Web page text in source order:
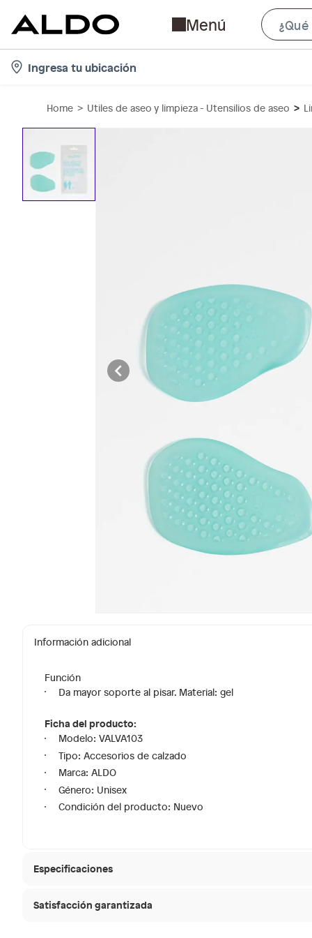
Menú
Ingresa tu ubicación
Home Utiles de aseo y limpieza - Utensilios de aseo
Información adicional
Función
Da mayor soporte al pisar. Material: gel
Ficha del producto:
Modelo: VALVA103
Tipo: Accesorios de calzado
Marca: ALDO
Género: Unisex
Condición del producto: Nuevo
Especificaciones
Modelo
Satisfacción garantizada